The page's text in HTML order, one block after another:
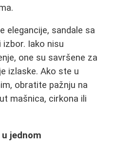
elegancije, sandale sa
Iako nisu
one su savršene za
izlaske. Ako ste u
obratite pažnju na
mašnica, cirkona ili
jednom